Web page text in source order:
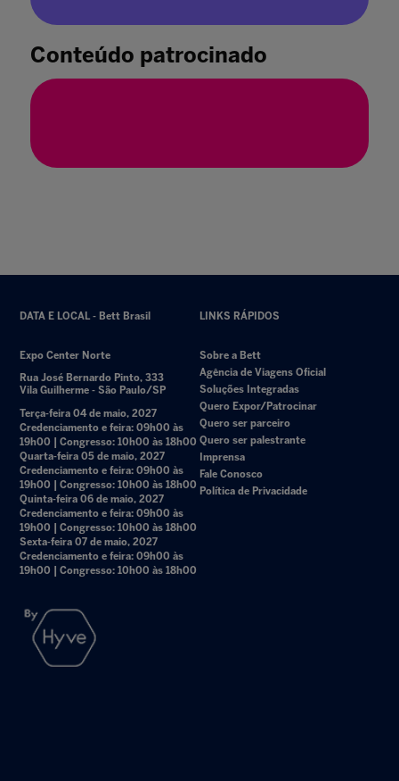
Conteúdo patrocinado
DATA E LOCAL - Bett Brasil
Expo Center Norte
Rua José Bernardo Pinto, 333
Vila Guilherme - São Paulo/SP
Terça-feira 04 de maio, 2027
Credenciamento e feira: 09h00 às
19h00 | Congresso: 10h00 às 18h00
Quarta-feira 05 de maio, 2027
Credenciamento e feira: 09h00 às
19h00 | Congresso: 10h00 às 18h00
Quinta-feira 06 de maio, 2027
Credenciamento e feira: 09h00 às
19h00 | Congresso: 10h00 às 18h00
Sexta-feira 07 de maio, 2027
Credenciamento e feira: 09h00 às
19h00 | Congresso: 10h00 às 18h00
LINKS RÁPIDOS
Sobre a Bett
Agência de Viagens Oficial
Soluções Integradas
Quero Expor/Patrocinar
Quero ser parceiro
Quero ser palestrante
Imprensa
Fale Conosco
Política de Privacidade